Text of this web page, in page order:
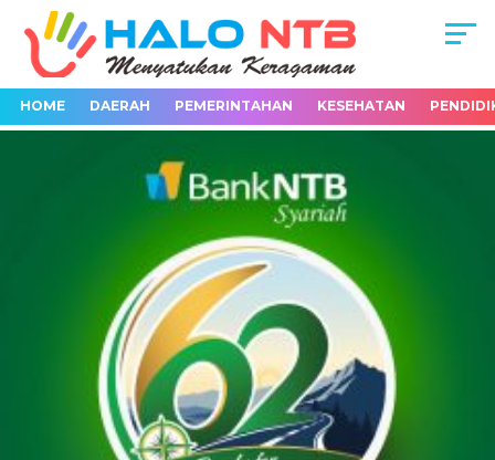
HOME DAERAH PEMERINTAHAN KESEHATAN